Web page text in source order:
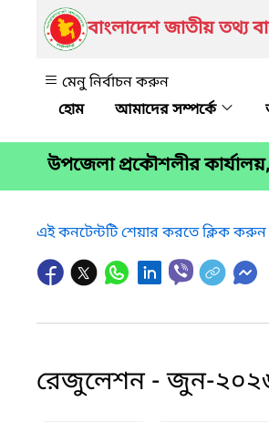
বাংলাদেশ জাতীয় তথ্য
মেনু নির্বাচন করুন
আমাদের সম্পর্কে
উপজেলা প্রকৌশলীর
এই কনটেন্টটি শেয়ার করতে ক্লিক করুন
রেজুলেশন - জুন-